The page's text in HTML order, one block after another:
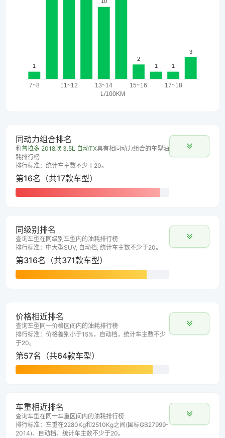
同动力组合排名
和普拉多 2018款 3.5L 自动TX具有相同动力组合的车型油
耗排行榜
排行标准：统计车主数不少于20。
第16名（共17款车型）
同级别排名
查询车型在同级别车型内的油耗排行榜
排行标准：中大型SUV, 自动档, 统计车主数不少于20。
第316名（共371款车型）
价格相近排名
查询车型同一价格区间内的油耗排行榜
排行标准：价格差别小于15%，自动档，统计车主数不少
于20。
第57名（共64款车型）
车重相近排名
查询车型在同一车重区间内的油耗排行榜
排行标准：车重在2280Kg和2510Kg之间(国标GB27999-
2014)、自动档、统计车主数不少于20。